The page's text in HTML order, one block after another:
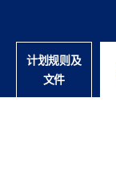
计划规则及
文件